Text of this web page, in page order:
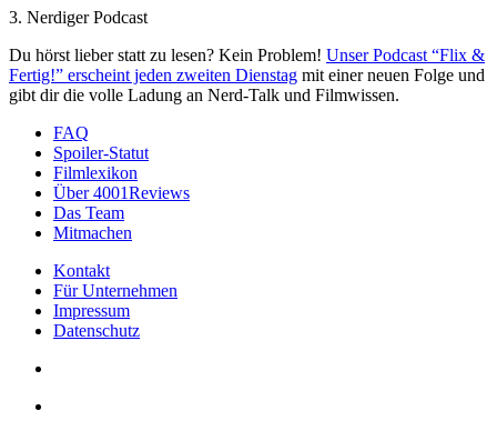
3. Nerdiger Podcast
Du hörst lieber statt zu lesen? Kein Problem! Unser Podcast “Flix &
Fertig!” erscheint jeden zweiten Dienstag mit einer neuen Folge und
gibt dir die volle Ladung an Nerd-Talk und Filmwissen.
FAQ
Spoiler-Statut
Filmlexikon
Über 4001Reviews
Das Team
Mitmachen
Kontakt
Für Unternehmen
Impressum
Datenschutz